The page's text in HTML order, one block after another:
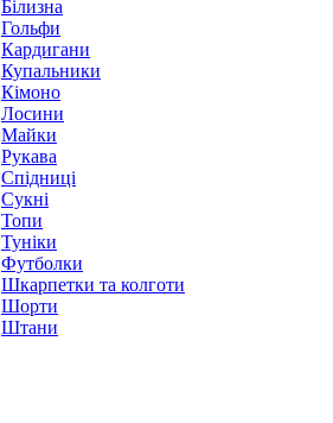
Білизна
Гольфи
Кардигани
Купальники
Кімоно
Лосини
Майки
Рукава
Спідниці
Сукні
Топи
Туніки
Футболки
Шкарпетки та колготи
Шорти
Штани